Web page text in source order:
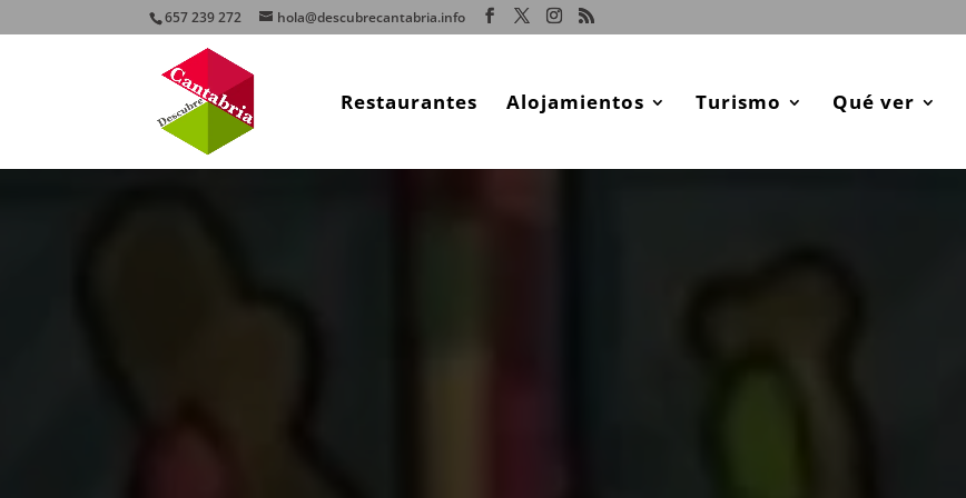
657 239 272 hola@descubrecantabria.info
Restaurantes Alojamientos Turismo Qué ver